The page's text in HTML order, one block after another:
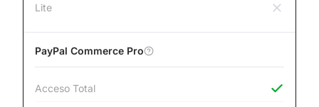
Lite
PayPal Commerce Pro
Acceso Total